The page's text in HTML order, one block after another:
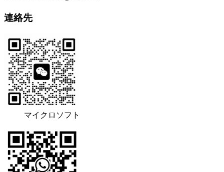
連絡先
マイクロソフト